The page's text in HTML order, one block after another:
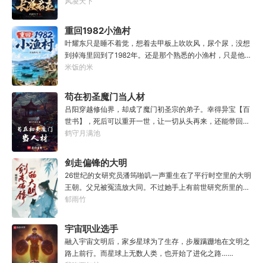
葬失败的世界线”“一次次创造成功的世界线”“杀死每一个
给他们”…“哪怕背负亿万坟冢“…哪怕踩着千千万万‘我’的尸骸
与骨灰”
重回1982小渔村
叶耀东只是睡不着觉，想着去甲板上吹吹风，尿个尿，没想
到掉海里回到了1982年。还是那个熟悉的小渔村，只是他已
经不是年轻时候的他了。混账了半辈子，这回他想好好来过
他也没什么大理想大志向，只想挽回遗憾，跟老婆好好过日
子，一家子平安喜乐就好。
米饭的米
苟在初圣魔门当人材
吕阳穿越修仙界，却成了魔门初圣宗的弟子。幸得异宝【百
世书】，死后可以重开一世，让一切从头再来，还能带回前
世的宝物，修为，寿命，甚至觉醒特殊的天赋。奈何次数有
定先在魔门苟住，一世世苦修，不成仙不出山，奈何魔门凶
险异常，遍地都是人材。第一世，吕阳惨遭师姐暗算。第二
世，好不容易反杀师姐，又遭师兄毒手。第三世，第四
世……直到百世之后，再回首，吕阳才发现自己已经成为了
一代魔道巨擘，初圣宗里最畜生的那一个。“魔门个个都是人
鹤守月满池
剑走偏锋的大明
26世纪的女研究员潘筠啪叽一声重生在了平行时空里的大明
王朝。父兄被冤流放大同。不过她手上有前世研究所里的镇
馆神器——灵境！为救家人，潘筠化身道观小道士，仗剑提
度牒。潘筠大剑拍上去：闭嘴，信不信扣你鱼仔。
郁雨竹
宇宙职业选手
融入宇宙文明后，家乡星球为了生存，步履蹒跚地在文明之
路上前行。而星球上无数人类，也开始了进化之路……